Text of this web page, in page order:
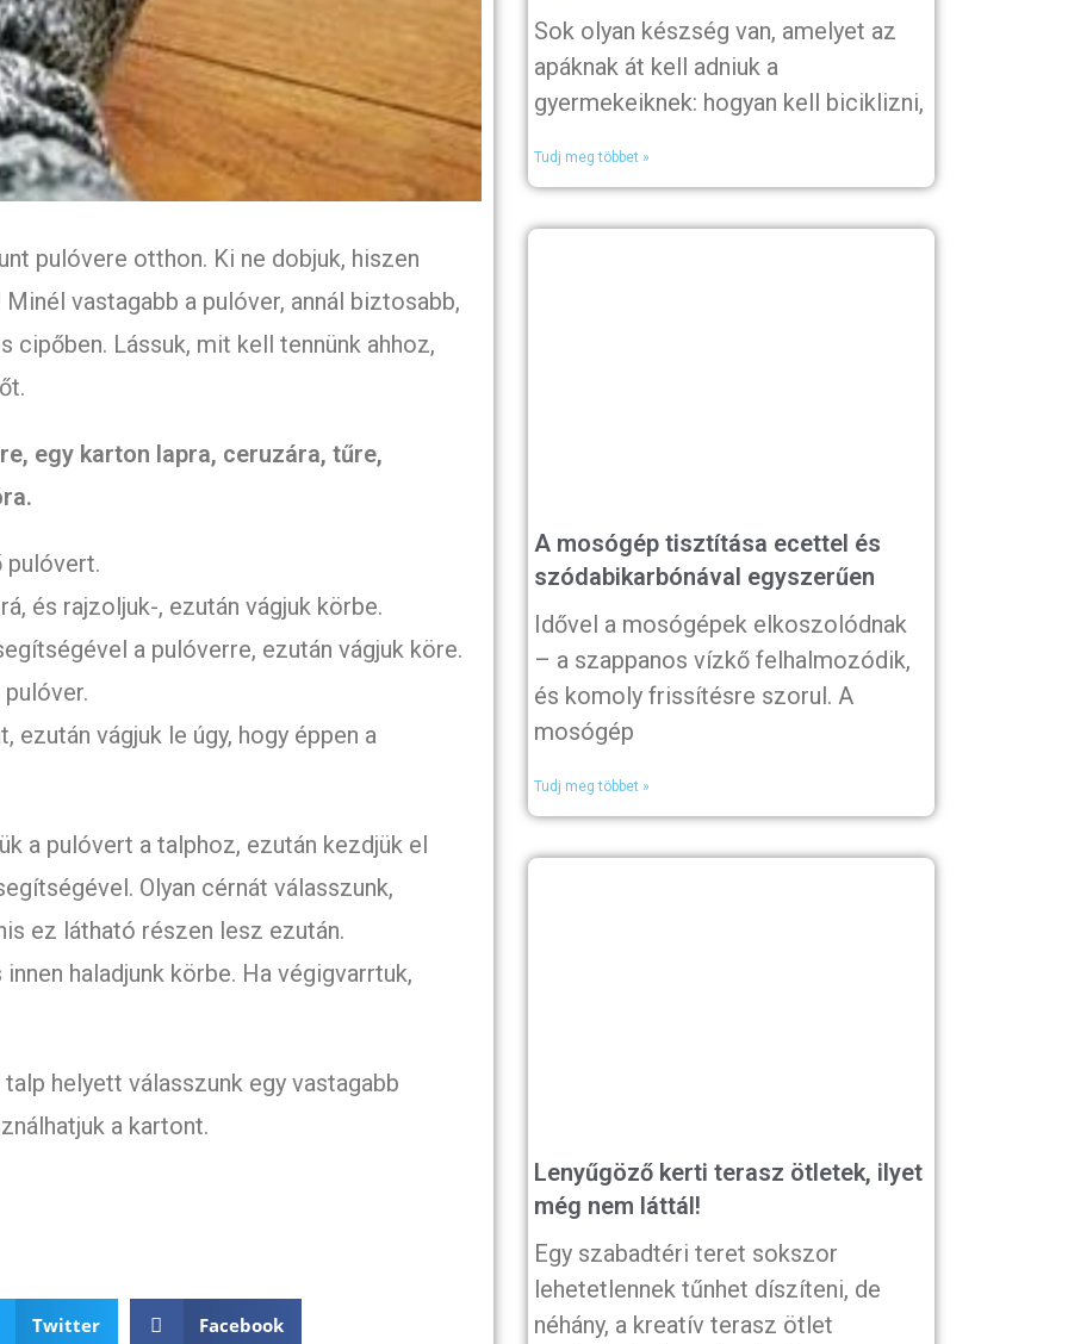
pulóvere otthon. Ki ne dobjuk, hiszen
vastagabb a pulóver, annál biztosabb,
cipőben. Lássuk, mit kell tennünk ahhoz,
egy karton lapra, ceruzára, tűre,
pulóvert.
és rajzoljuk-, ezután vágjuk körbe.
a pulóverre, ezután vágjuk köre.
ezután vágjuk le úgy, hogy éppen a
a pulóvert a talphoz, ezután kezdjük el
Olyan cérnát válasszunk,
ez látható részen lesz ezután.
haladjunk körbe. Ha végigvarrtuk,
helyett válasszunk egy vastagabb
a kartont.
Twitter Facebook
Sok olyan készség van, amelyet az
apáknak át kell adniuk a
gyermekeiknek: hogyan kell biciklizni,
Tudj meg többet »
A mosógép tisztítása ecettel és
szódabikarbónával egyszerűen
Idővel a mosógépek elkoszolódnak
– a szappanos vízkő felhalmozódik,
és komoly frissítésre szorul. A
mosógép
Tudj meg többet »
Lenyűgöző kerti terasz ötletek, ilyet
még nem láttál!
Egy szabadtéri teret sokszor
lehetetlennek tűnhet díszíteni, de
néhány, a kreatív terasz ötlet